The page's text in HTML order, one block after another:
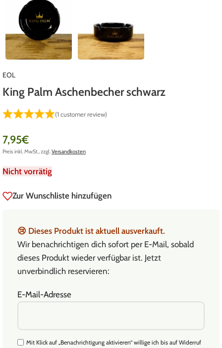
EOL
King Palm Aschenbecher schwarz
(1customer review)
7,95€
Preis inkl. MwSt., zzgl. Versandkosten
Nicht vorrätig
Zur Wunschliste hinzufügen
😢 Dieses Produkt ist aktuell ausverkauft.
Wir benachrichtigen dich sofort per E-Mail, sobald
dieses Produkt wieder verfügbar ist. Jetzt
unverbindlich reservieren:
E-Mail-Adresse
Mit Klick auf „Benachrichtigung aktivieren“ willige ich bis auf Widerruf